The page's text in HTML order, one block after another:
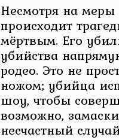
Несмотря на меры
происходит
мёртвым. Его
убийства
родео. Это не
ножом; убийца
шоу, чтобы
возможно,
несчастный